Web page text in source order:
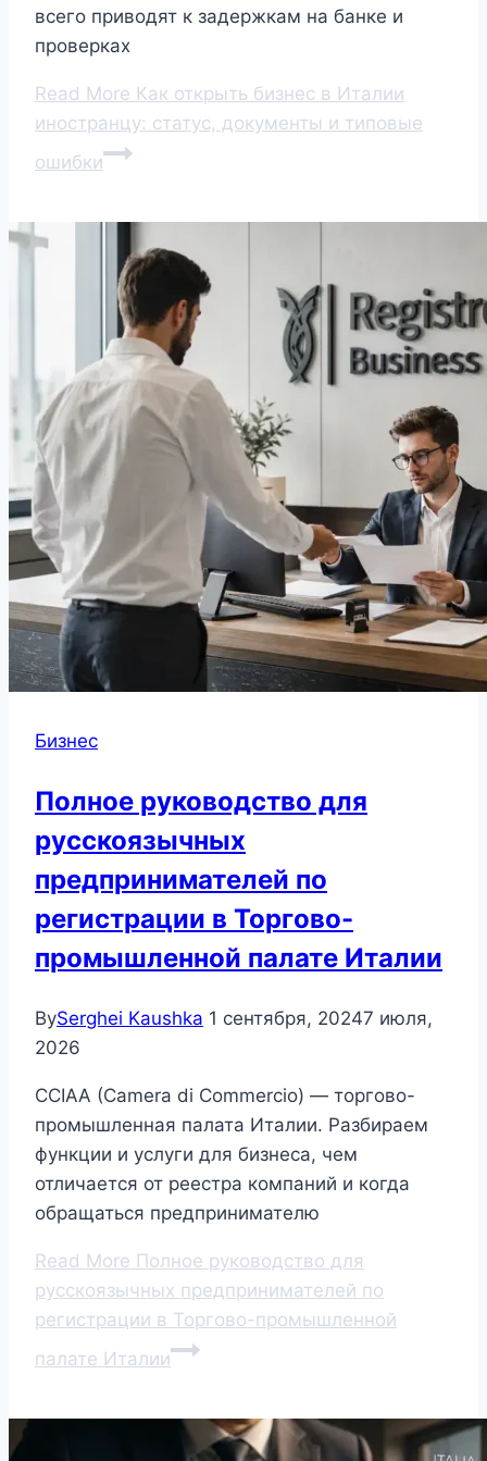
всего приводят к задержкам на банке и
проверках
Read More Как открыть бизнес в Италии
иностранцу: статус, документы и типовые
ошибки
Бизнес
Полное руководство для
русскоязычных
предпринимателей по
регистрации в Торгово-
промышленной палате Италии
BySerghei Kaushka 1 сентября, 20247 июля,
2026
CCIAA (Camera di Commercio) — торгово-
промышленная палата Италии. Разбираем
функции и услуги для бизнеса, чем
отличается от реестра компаний и когда
обращаться предпринимателю
Read More Полное руководство для
русскоязычных предпринимателей по
регистрации в Торгово-промышленной
палате Италии